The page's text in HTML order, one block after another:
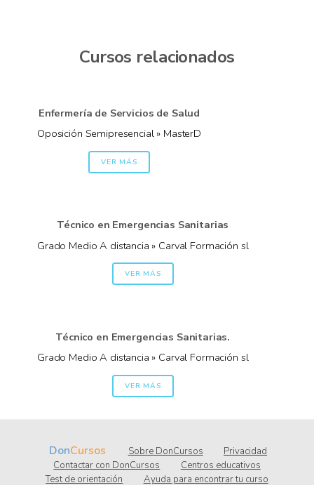
Cursos relacionados
Enfermería de Servicios de Salud
Oposición Semipresencial » MasterD
VER MÁS
Técnico en Emergencias Sanitarias
Grado Medio A distancia » Carval Formación sl
VER MÁS
Técnico en Emergencias Sanitarias.
Grado Medio A distancia » Carval Formación sl
VER MÁS
DonCursos Sobre DonCursos
Privacidad
Contactar con DonCursos
Centros educativos
Test de orientación
Ayuda para encontrar tu curso